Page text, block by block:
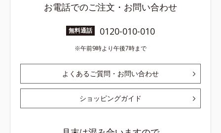
お電話でのご注文・お問い合わせ
無料通話 0120-010-010
午前9時より午後7時まで
よくあるご質問・お問い合わせ
ショッピングガイド